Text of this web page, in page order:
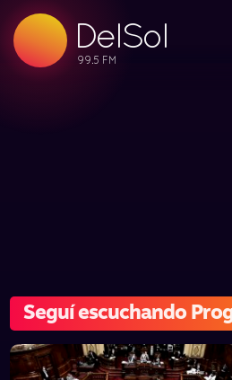
DelSol
99.5 FM
99.5 FM
99.5 FM
Seguí escuchando